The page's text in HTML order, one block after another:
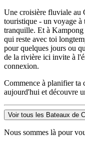
Une croisière fluviale au
touristique - un voyage à
tranquille. Et à
qui reste avec toi
pour quelques jours ou
de la rivière ici invite à
connexion.
Commence à planifier ta
aujourd'hui et découvre
Voir tous les Bateaux de
Nous sommes là pour